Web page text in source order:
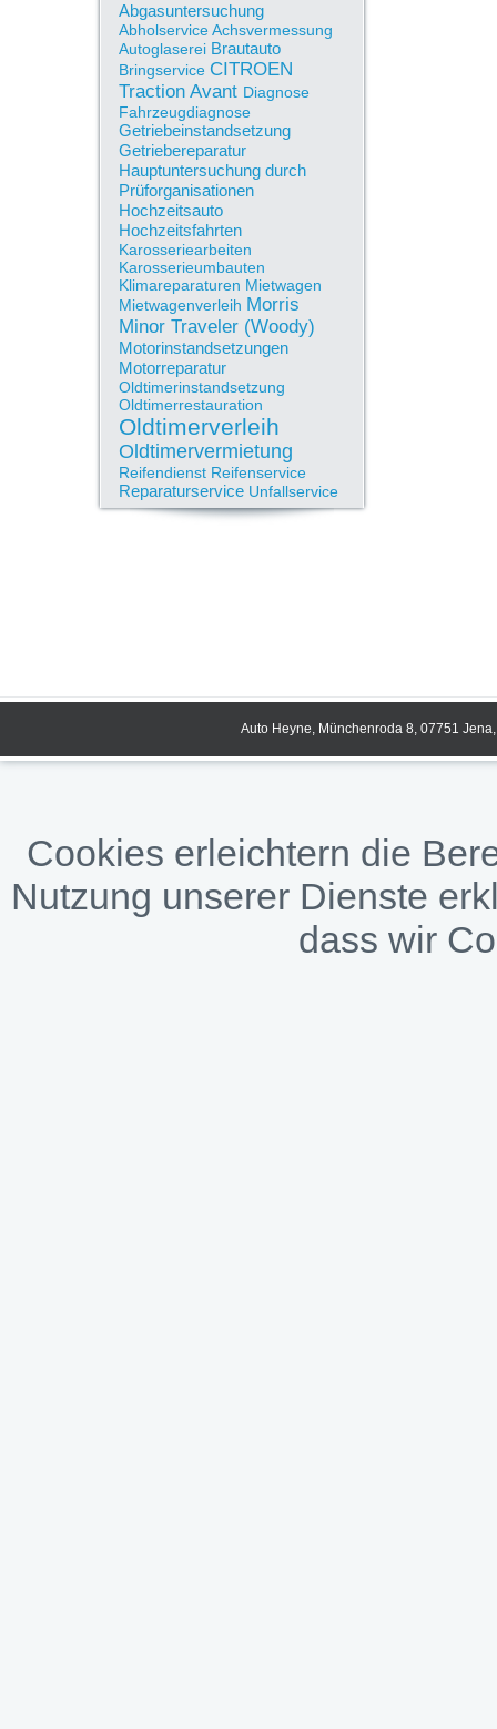
Abgasuntersuchung
AbholserviceAchsvermessung
Autoglaserei Brautauto
Bringservice CITROEN
Traction Avant Diagnose
Fahrzeugdiagnose
Getriebeinstandsetzung
Getriebereparatur
Hauptuntersuchung durch
Prüforganisationen
Hochzeitsauto
Hochzeitsfahrten
Karosseriearbeiten
Karosserieumbauten
Klimareparaturen Mietwagen
Mietwagenverleih Morris
Minor Traveler (Woody)
Motorinstandsetzungen
Motorreparatur
Oldtimerinstandsetzung
Oldtimerrestauration
Oldtimerverleih
Oldtimervermietung
Reifendienst Reifenservice
Reparaturservice Unfallservice
Auto Heyne, Münchenroda 8, 07751
Cookies erleichtern die
Nutzung unserer Dienste
dass wir